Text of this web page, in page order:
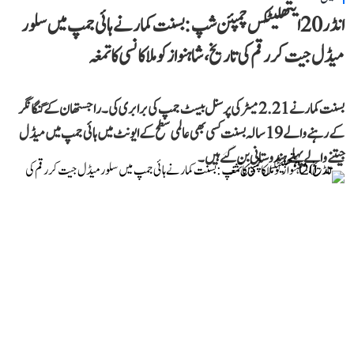
انڈر 20 ایتھلیٹکس چمپئن شپ: بسنت کمار نے ہائی جمپ میں سلور
میڈل جیت کر رقم کی تاریخ، شاہنواز کو ملا کانسی کا تمغہ
بسنت کمار نے 2.21 میٹر کی پرسنل بیسٹ جمپ کی برابری کی۔ راجستھان کے گنگا نگر
کے رہنے والے 19 سالہ بسنت کسی بھی عالمی سطح کے ایونٹ میں ہائی جمپ میں میڈل
جیتنے والے پہلے ہندوستانی بن گئے ہیں۔